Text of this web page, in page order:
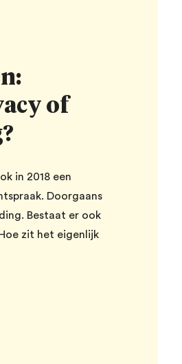
of
in 2018 een
Doorgaans
Bestaat er ook
zit het eigenlijk